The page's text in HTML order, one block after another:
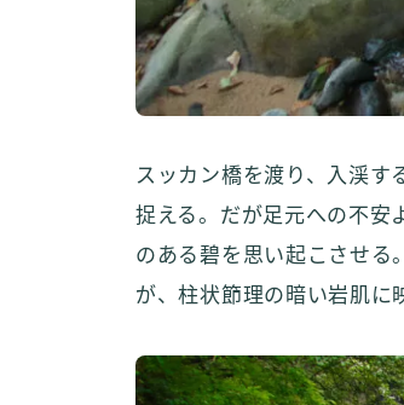
スッカン橋を渡り、入渓す
捉える。だが足元への不安
のある碧を思い起こさせる
が、柱状節理の暗い岩肌に